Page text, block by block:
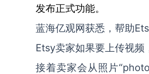
发布正式功能。
蓝海亿观网获悉，帮助
Etsy卖家如果要上传视频
接着卖家会从照片